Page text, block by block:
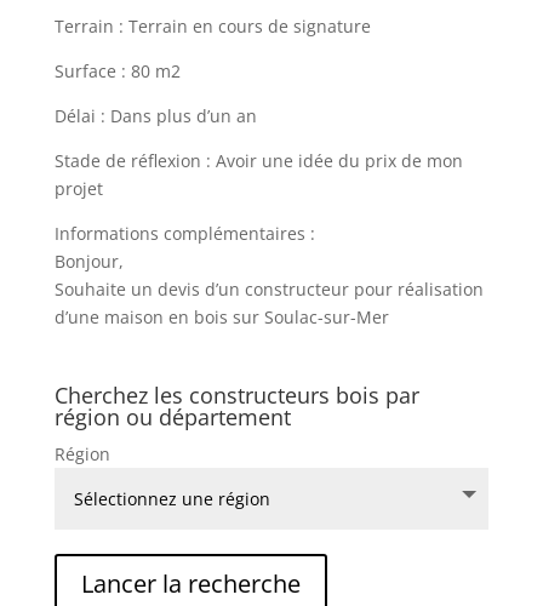
Terrain : Terrain en cours de signature
Surface : 80 m2
Délai : Dans plus d’un an
Stade de réflexion : Avoir une idée du prix de mon
projet
Informations complémentaires :
Bonjour,
Souhaite un devis d’un constructeur pour réalisation
d’une maison en bois sur Soulac-sur-Mer
Cherchez les constructeurs bois par
région ou département
Région